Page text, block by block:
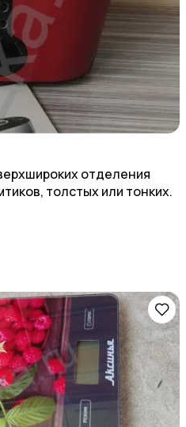
отделения
толстых или тонких.